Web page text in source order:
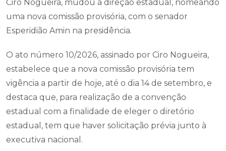
Ciro Nogueira, mudou a direção estadual, nomeando
uma nova comissão provisória, com o senador
Esperidião Amin na presidência.
O ato número 10/2026, assinado por Ciro Nogueira,
estabelece que a nova comissão provisória tem
vigência a partir de hoje, até o dia 14 de setembro, e
destaca que, para realização de a convenção
estadual com a finalidade de eleger o diretório
estadual, tem que haver solicitação prévia junto à
executiva nacional.